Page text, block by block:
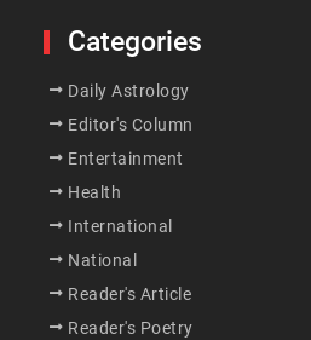
Categories
Daily Astrology
Editor's Column
Entertainment
Health
International
National
Reader's Article
Reader's Poetry